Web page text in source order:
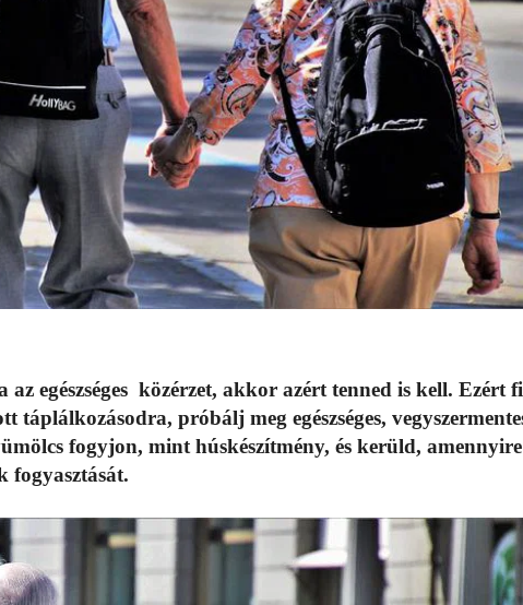
egészséges közérzet, akkor azért tenned is kell. Ezért
táplálkozásodra, próbálj meg egészséges,
fogyjon, mint húskészítmény, és kerüld,
fogyasztását.